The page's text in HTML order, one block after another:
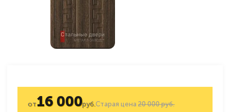
Старая цена20 000 руб.
от16 000руб.